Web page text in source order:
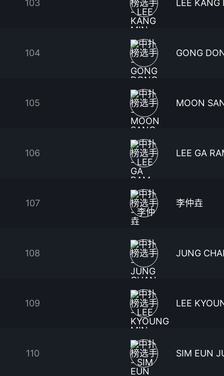
103 LEE KANG
104 GONG
105 MOON
106 LEE GA
107 李仲垚
108 JUNG
109 LEE
110 SIM EUN